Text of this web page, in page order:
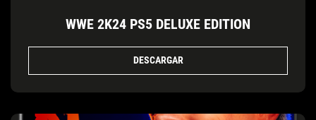
WWE 2K24 PS5 DELUXE EDITION
DESCARGAR